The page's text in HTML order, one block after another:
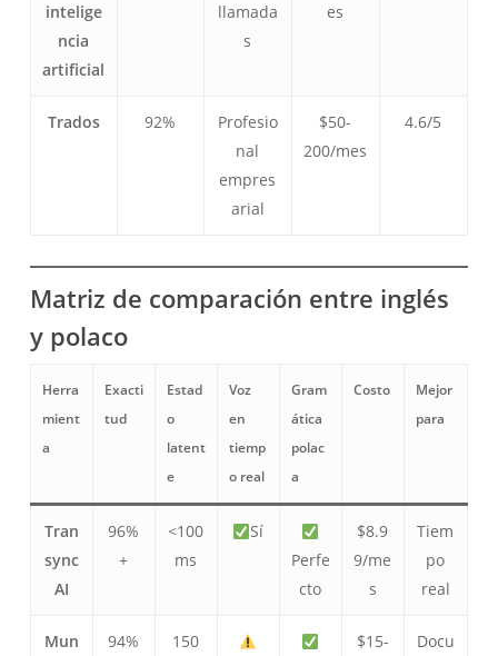
intelige
ncia
artificial
llamada
s
es
Trados 92%
Profesio
nal
empres
arial
$50-
200/mes
4.6/5
Matriz de comparación entre inglés
y polaco
Herra
mient
a
Exacti
tud
Estad
o
latent
e
Voz
en
tiemp
o real
Gram
ática
polac
a
Costo
Mejor
para
Tran
sync
AI
96%
+
<100
ms
Sí
Perfe
cto
$8.9
9/me
s
Tiem
po
real
Mun
94%
150
$15-
Docu